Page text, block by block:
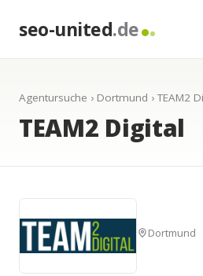
seo-united.de
Agentursuche › Dortmund › TEAM2
TEAM2 Digital
Dortmund